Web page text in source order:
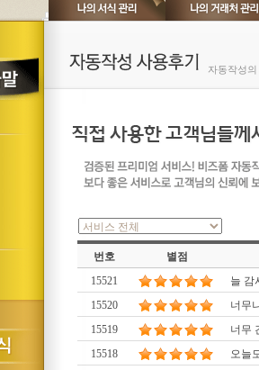
자동작성
번호
별점
15521
늘 감
15520
너무
15519
너무
15518
오늘